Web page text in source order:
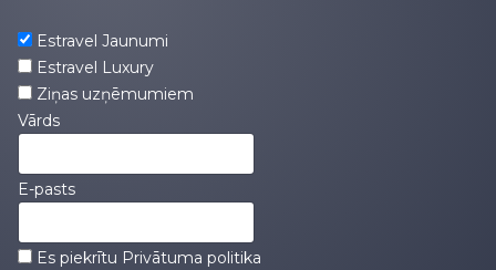
Estravel Jaunumi
Estravel Luxury
Ziņas uzņēmumiem
Vārds
E-pasts
Es piekrītu Privātuma politika